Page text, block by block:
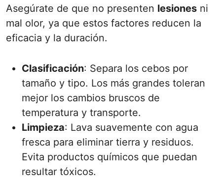
Asegúrate de que no presenten lesiones ni
mal olor, ya que estos factores reducen la
eficacia y la duración.
Clasificación: Separa los cebos por
tamaño y tipo. Los más grandes toleran
mejor los cambios bruscos de
temperatura y transporte.
Limpieza: Lava suavemente con agua
fresca para eliminar tierra y residuos.
Evita productos químicos que puedan
resultar tóxicos.